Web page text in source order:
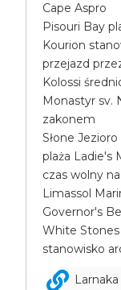
Cape Aspro
Pisouri Bay
Kourion
przejazd
Kolossi
Monastyr sv.
zakonem
Słone
plaża Ladie's
czas wolny
Limassol
Governor's
White Stones
stanowisko
Larnaka